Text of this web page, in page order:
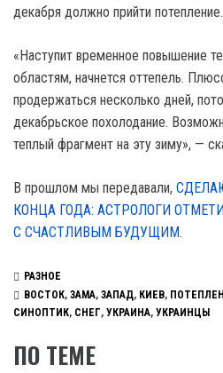
декабря должно прийти потепление.
«Наступит временное повышение
областям, начнется оттепель.
продержаться несколько дней,
декабрьское похолодание.
теплый фрагмент на эту зиму», —
В прошлом мы передавали,
КОНЦА ГОДА: АСТРОЛОГИ
С СЧАСТЛИВЫМ БУДУЩИМ.
РАЗНОЕ
ВОСТОК, ЗАМА, ЗАПАД, КИЕВ,
СИНОПТИК, СНЕГ, УКРАИНА, УКРАИНЦЫ
ПО ТЕМЕ